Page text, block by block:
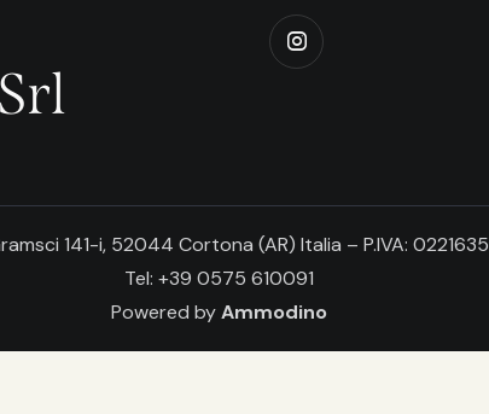
141-i, 52044 Cortona (AR) Italia – P.IVA:
Tel: +39 0575 610091
Powered byAmmodino